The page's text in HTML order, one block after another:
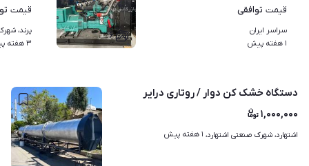
۶
قیمت توافقی
سراسر ایران
۱ هفته پیش
قیمت
پرند،
۳ هفته پیش
دستگاه خشک کن دوار / روتاری درایر
۱,۰۰۰,۰۰۰
اشتهارد، شهرک صنعتی اشتهارد، ۱ هفته پیش